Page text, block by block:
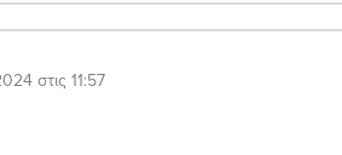
στις 11:57